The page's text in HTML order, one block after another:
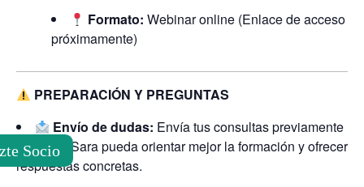
Formato: Webinar online (Enlace de acceso
próximamente)
PREPARACIÓN Y PREGUNTAS
Envío de dudas: Envía tus consultas previamente
para que Sara pueda orientar mejor la formación y ofrecer
respuestas concretas.
Socio